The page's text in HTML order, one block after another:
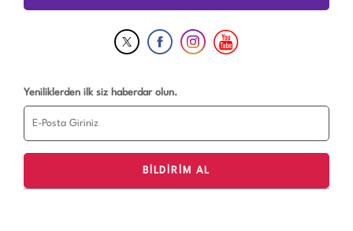
Yeniliklerden ilk siz haberdar olun.